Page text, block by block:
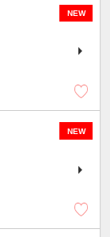
NEW
NEW